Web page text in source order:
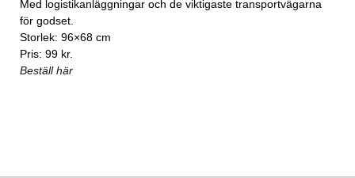
Med logistikanläggningar och de viktigaste transportvägarna
för godset.
Storlek: 96×68 cm
Pris: 99 kr.
Beställ här